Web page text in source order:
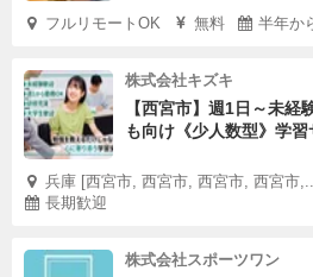
フルリモートOK 無料 半年か
株式会社キズキ
【西宮市】週1日～未
も向け《少人数型》学習
兵庫 [西宮市, 西宮市, 西宮市, 西宮市
長期歓迎
株式会社スポーツワン